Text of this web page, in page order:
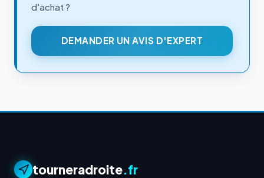
d'achat ?
DEMANDER UN AVIS D'EXPERT
tourneradroite.fr